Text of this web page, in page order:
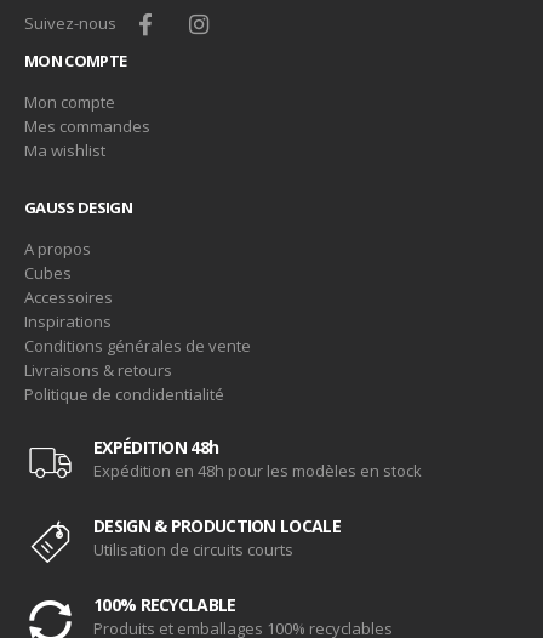
Suivez-nous
MON COMPTE
Mon compte
Mes commandes
Ma wishlist
GAUSS DESIGN
A propos
Cubes
Accessoires
Inspirations
Conditions générales de vente
Livraisons & retours
Politique de condidentialité
EXPÉDITION 48h
Expédition en 48h pour les modèles en stock
DESIGN & PRODUCTION LOCALE
Utilisation de circuits courts
100% RECYCLABLE
Produits et emballages 100% recyclables